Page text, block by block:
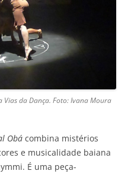
da Dança. Foto: Ivana Moura
Obá combina mistérios
e musicalidade baiana
É uma peça-